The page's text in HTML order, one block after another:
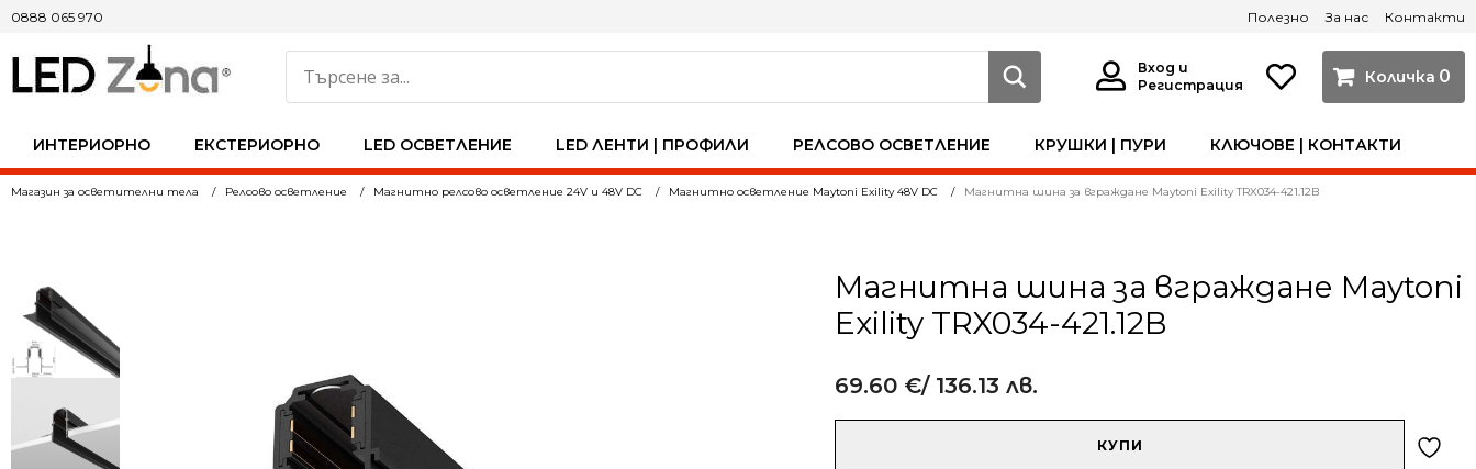
ИНТЕРИОРНО ЕКСТЕРИОРНО LED ОСВЕТЛЕНИЕ LED ЛЕНТИ | ПРОФИЛИ РЕЛСОВО ОСВЕТЛЕНИЕ КРУШКИ | ПУРИ КЛЮЧОВЕ | КОНТАКТИ
0
0888 065 970
Вход и
Регистрация
Полезно За нас Контакти
Магазин за осветителни тела Релсово осветление Магнитно релсово осветление 24V и 48V DC Магнитно осветление Maytoni Exility 48V DC Магнитна шина за вграждане Maytoni Exility TRX034-421.12B
Магнитна шина за вграждане Maytoni
Exility TRX034-421.12B
69.60 €/ 136.13 лв.
КУПИ